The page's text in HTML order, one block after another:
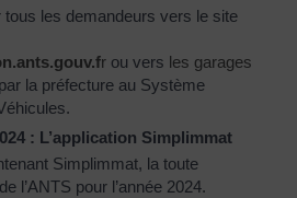
les demandeurs vers le site
r ou vers les garages
la préfecture au Système
: L’application Simplimmat
Simplimmat, la toute
l’ANTS pour l’année 2024.